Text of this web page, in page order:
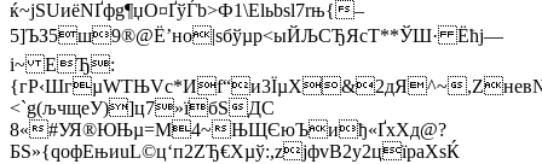
ќ~jSUиёNҐфg¶џO¤ҐўЃb>Ф1\Elьbsl7rњ{–
5]ЪЗ5ш9®@Ё’но|ѕбўµр<ыЙЉCЂЯcT**ЎШ· Ёћј—
i~ EЂ:
{гР‹ШгµWТЊVс*Иf“и3ЇµX&2дЯ^~
<`g(љчщeУ)]ц7»їбЅДС
8«#УЯ®ЮЊµ=M4~ЊЩЄюЪиђ«ҐxXд@?
БЅ»{qофEњиuL©ц‘п2ZЂ€Хµў:,zјфvB2у2цїpаXsЌ